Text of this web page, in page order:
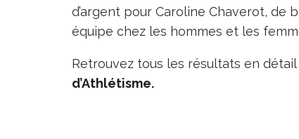
d’argent pour Caroline Chaverot, de
équipe chez les hommes et les
Retrouvez tous les résultats en détail
d’Athlétisme.